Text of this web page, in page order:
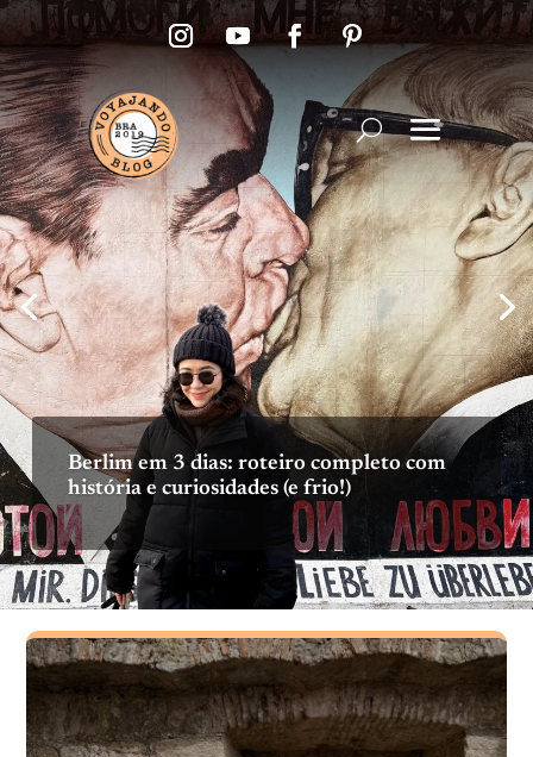
Berlim em 3 dias: roteiro completo com
história e curiosidades (e frio!)